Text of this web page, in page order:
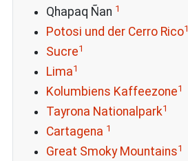
Qhapaq Ñan 1
Potosi und der Cerro Rico1
Sucre1
Lima1
Kolumbiens Kaffeezone1
Tayrona Nationalpark1
Cartagena 1
Great Smoky Mountains1